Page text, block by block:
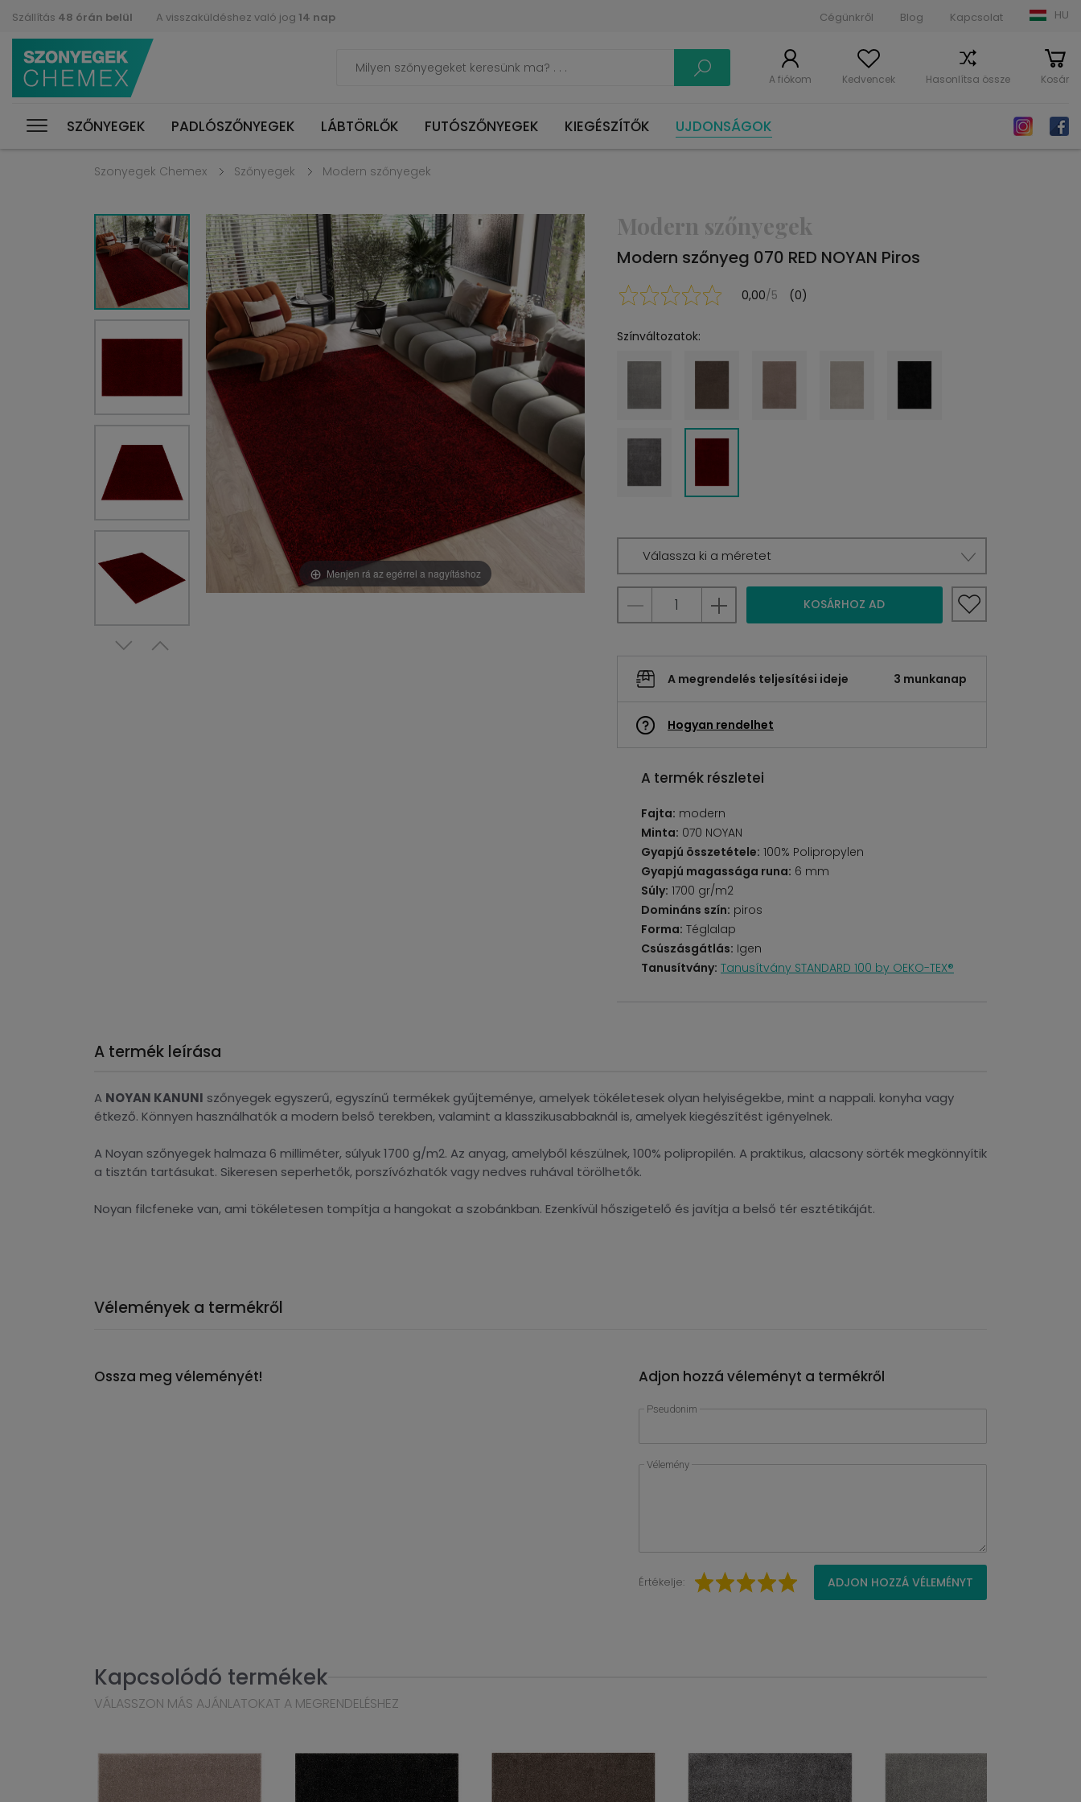
Szállítás 48 órán belül A visszaküldéshez való jog 14 nap Cégünkről Blog Kapcsolat HU
A fiókom Kedvencek Hasonlítsa össze Kosár
SZŐNYEGEK PADLÓSZŐNYEGEK LÁBTÖRLŐK FUTÓSZŐNYEGEK KIEGÉSZÍTŐK UJDONSÁGOK
Szonyegek Chemex Szőnyegek Modern szőnyegek
Menjen rá az egérrel a nagyításhoz
Modern szőnyegek
Modern szőnyeg 070 RED NOYAN Piros
0,00/5 (0)
Színváltozatok:
Válassza ki a méretet
KOSÁRHOZ AD
A megrendelés teljesítési ideje 3 munkanap
Hogyan rendelhet
A termék részletei
Fajta: modern
Minta: 070 NOYAN
Gyapjú összetétele: 100% Polipropylen
Gyapjú magassága runa: 6 mm
Súly: 1700 gr/m2
Domináns szín: piros
Forma: Téglalap
Csúszásgátlás: Igen
Tanusítvány: Tanusítvány STANDARD 100 by OEKO-TEX®
A termék leírása
A NOYAN KANUNI szőnyegek egyszerű, egyszínű termékek gyűjteménye, amelyek tökéletesek olyan helyiségekbe, mint a nappali. konyha vagy
étkező. Könnyen használhatók a modern belső terekben, valamint a klasszikusabbaknál is, amelyek kiegészítést igényelnek.
A Noyan szőnyegek halmaza 6 milliméter, súlyuk 1700 g/m2. Az anyag, amelyből készülnek, 100% polipropilén. A praktikus, alacsony sörték megkönnyítik
a tisztán tartásukat. Sikeresen seperhetők, porszívózhatók vagy nedves ruhával törölhetők.
Noyan filcfeneke van, ami tökéletesen tompítja a hangokat a szobánkban. Ezenkívül hőszigetelő és javítja a belső tér esztétikáját.
Vélemények a termékről
Ossza meg véleményét! Adjon hozzá véleményt a termékről
Pseudonim
Vélemény
Értékelje: ADJON HOZZÁ VÉLEMÉNYT
Kapcsolódó termékek
VÁLASSZON MÁS AJÁNLATOKAT A MEGRENDELÉSHEZ